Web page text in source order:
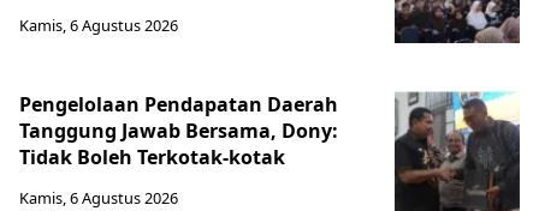
Kamis, 6 Agustus 2026
Pengelolaan Pendapatan Daerah
Tanggung Jawab Bersama, Dony:
Tidak Boleh Terkotak-kotak
Kamis, 6 Agustus 2026